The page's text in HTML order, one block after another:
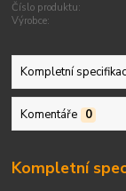
Číslo produktu:
Výrobce:
Kompletní
Komentáře 0
Kompletní